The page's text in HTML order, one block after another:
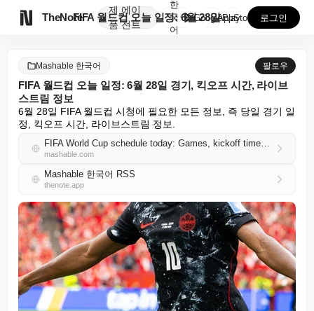
TheNote
제
품
에이
전트
FIFA 월드컵 오늘 일정: 6월 28일 경기, 킥오프...
한
국
어
GooglePlay
AppStore 로그인
Mashable 한국어 팔로우
FIFA 월드컵 오늘 일정: 6월 28일 경기, 킥오프 시간, 라이브
스트림 정보
6월 28일 FIFA 월드컵 시청에 필요한 모든 정보, 즉 당일 경기 일
정, 킥오프 시간, 라이브스트림 정보.
FIFA World Cup schedule today: Games, kickoff times, livestream info for June 28
mashable.com
Mashable 한국어 RSS
thenote.app